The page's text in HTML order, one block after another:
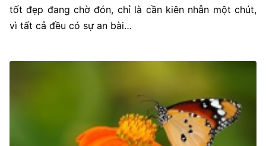
tốt đẹp đang chờ đón, chỉ là cần kiên nhẫn một chút,
vì tất cả đều có sự an bài…